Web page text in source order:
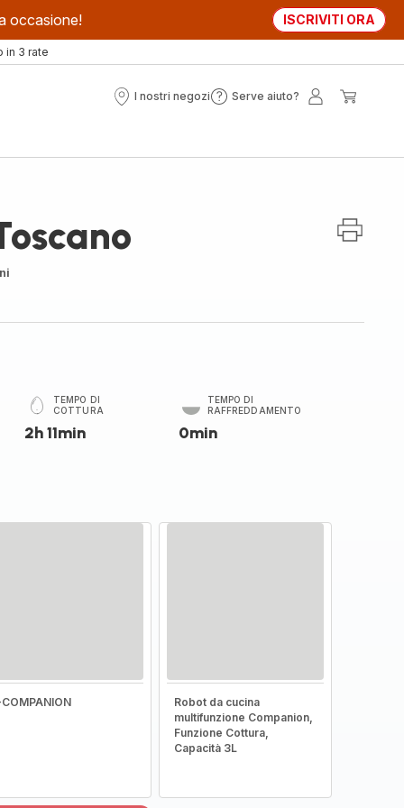
occasione! ISCRIVITI ORA
in 3 rate
I nostri negozi
I
Serve aiuto?
Serve
TEMPO DI
COTTURA
2h 11min
TEMPO DI
RAFFREDDAMENTO
0min
Robot da cucina
multifunzione Companion,
Funzione Cottura,
Capacità 3L